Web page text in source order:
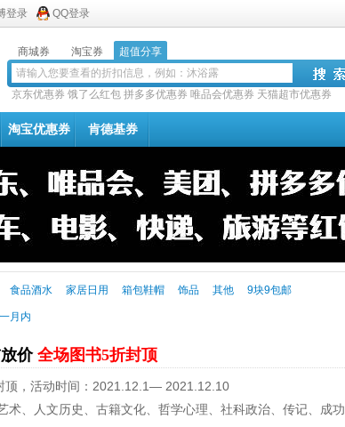
登录 QQ登录
商城券 淘宝券 超值分享
京东优惠券 饿了么红包 拼多多优惠券 唯品会优惠券 天猫超市优惠券
淘宝优惠券 肯德基券
食品酒水 家居日用 箱包鞋帽 饰品 其他 9块9包邮
一月内
价 全场图书5折封顶
顶，活动时间：2021.12.1— 2021.12.10
术、人文历史、古籍文化、哲学心理、社科政治、传记、成功